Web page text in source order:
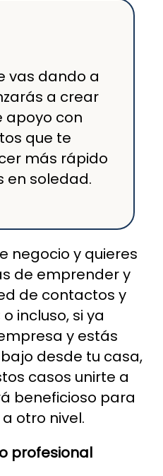
vas dando a
a crear
apoyo con
que te
más rápido
en soledad.
negocio y quieres
de emprender y
de contactos y
incluso, si ya
y estás
desde tu casa,
casos unirte a
beneficioso para
otro nivel.
profesional